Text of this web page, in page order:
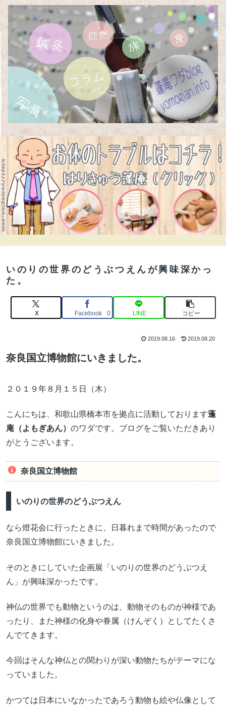
いのりの世界のどうぶつえんが興味深かっ
た。
X Facebook 0 LINE コピー
2019.08.16 2019.08.20
奈良国立博物館にいきました。
２０１９年８月１５日（木）
こんにちは、和歌山県橋本市を拠点に活動しております蓬
庵（よもぎあん） のワダです。ブログをご覧いただきあり
がとうございます。
奈良国立博物館
いのりの世界のどうぶつえん
なら燈花会に行ったときに、日暮れまで時間があったので
奈良国立博物館にいきました。
そのときにしていた企画展「いのりの世界のどうぶつえ
ん」が興味深かったです。
神仏の世界でも動物というのは、動物そのものが神様であ
ったり、また神様の化身や眷属（けんぞく）としてたくさ
んでてきます。
今回はそんな神仏との関わりが深い動物たちがテーマにな
っていました。
かつては日本にいなかったであろう動物も絵や仏像として